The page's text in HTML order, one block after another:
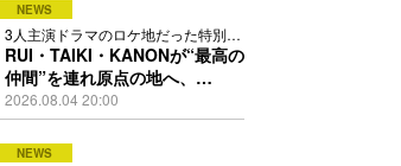
NEWS
3人主演ドラマのロケ地だった特別な
場所で撮影を敢行
RUI・TAIKI・KANONが“最高の
仲間”を連れ原点の地へ、
STARGLOW「GOTH」ダンス
映像公開
2026.08.04 20:00
NEWS